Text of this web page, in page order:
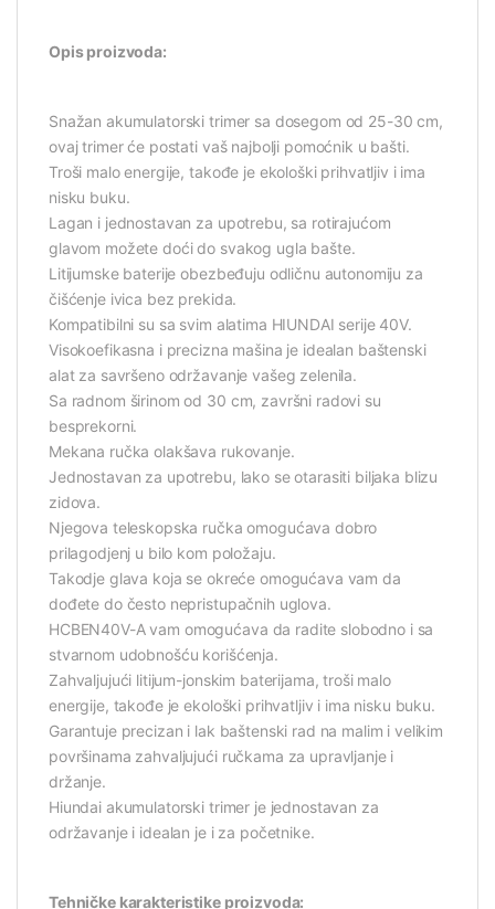
Opis proizvoda:
Snažan akumulatorski trimer sa dosegom od 25-30 cm,
ovaj trimer će postati vaš najbolji pomoćnik u bašti.
Troši malo energije, takođe je ekološki prihvatljiv i ima
nisku buku.
Lagan i jednostavan za upotrebu, sa rotirajućom
glavom možete doći do svakog ugla bašte.
Litijumske baterije obezbeđuju odličnu autonomiju za
čišćenje ivica bez prekida.
Kompatibilni su sa svim alatima HIUNDAI serije 40V.
Visokoefikasna i precizna mašina je idealan baštenski
alat za savršeno održavanje vašeg zelenila.
Sa radnom širinom od 30 cm, završni radovi su
besprekorni.
Mekana ručka olakšava rukovanje.
Jednostavan za upotrebu, lako se otarasiti biljaka blizu
zidova.
Njegova teleskopska ručka omogućava dobro
prilagodjenj u bilo kom položaju.
Takodje glava koja se okreće omogućava vam da
dođete do često nepristupačnih uglova.
HCBEN40V-A vam omogućava da radite slobodno i sa
stvarnom udobnošću korišćenja.
Zahvaljujući litijum-jonskim baterijama, troši malo
energije, takođe je ekološki prihvatljiv i ima nisku buku.
Garantuje precizan i lak baštenski rad na malim i velikim
površinama zahvaljujući ručkama za upravljanje i
držanje.
Hiundai akumulatorski trimer je jednostavan za
održavanje i idealan je i za početnike.
Tehničke karakteristike proizvoda: